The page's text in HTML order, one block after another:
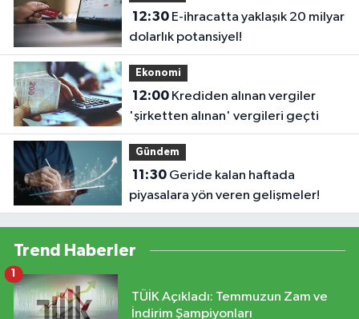
12:30E-ihracatta yaklaşık 20 milyar
dolarlık potansiyel!
Ekonomi
12:00Krediden alınan vergiler
'şirketten alınan' vergileri geçti
Gündem
11:30Geride kalan haftada
piyasalara yön veren gelişmeler!
Trend Haberler
TÜİK Açıkladı: Temmuzun Zam ve
İndirim Şampiyonları
1